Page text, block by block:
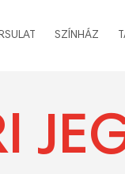
SZÍNHÁZ